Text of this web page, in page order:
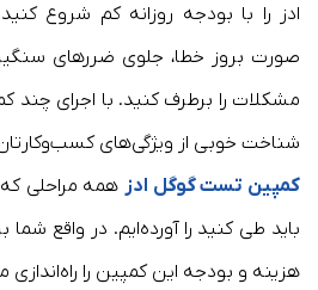
ادز را با بودجه روزانه کم شروع
صورت بروز خطا، جلوی ضررهای
مشکلات را برطرف کنید. با اجرای چند
شناخت خوبی از ویژگی‌های
کمپین تست گوگل ادزهمه مراحلی که
باید طی کنید را آورده‌ایم. در واقع
هزینه و بودجه این کمپین را راه‌اندازی